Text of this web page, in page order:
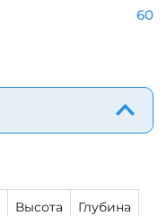
60
Высота Глубина